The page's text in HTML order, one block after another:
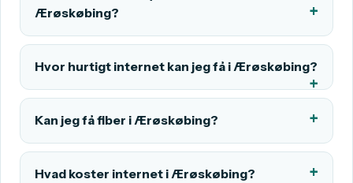
Ærøskøbing?
Hvor hurtigt internet kan jeg få i Ærøskøbing?
Kan jeg få fiber i Ærøskøbing?
Hvad koster internet i Ærøskøbing?